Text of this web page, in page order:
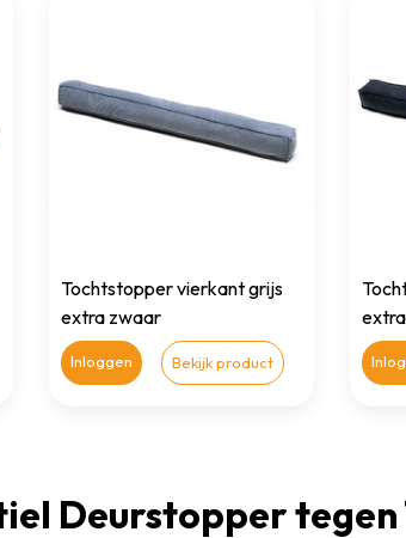
Tochtstopper vierkant grijs
extra zwaar
Inloggen Bekijk product
Deurstopper tegen